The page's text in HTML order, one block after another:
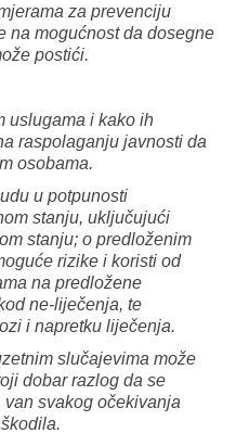
za prevenciju
na mogućnost da dosegne
postići.
uslugama i kako ih
raspolaganju javnosti da
osobama.
u potpunosti
stanju, uključujući
stanju; o predloženim
rizike i koristi od
na predložene
ne-liječenja, te
i napretku liječenja.
slučajevima može
dobar razlog da se
svakog očekivanja